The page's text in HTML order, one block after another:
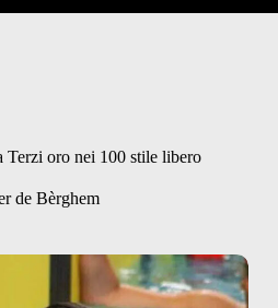
oro nei 100 stile libero
de Bèrghem